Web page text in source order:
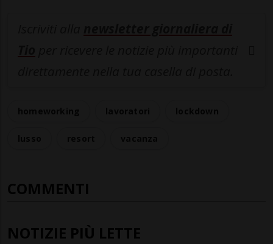
COMMENTI
NOTIZIE PIÙ LETTE